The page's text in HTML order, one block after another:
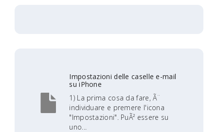
Impostazioni delle caselle e-mail
su iPhone
1) La prima cosa da fare, Ã¨
individuare e premere l'icona
"Impostazioni". PuÃ² essere su
uno...